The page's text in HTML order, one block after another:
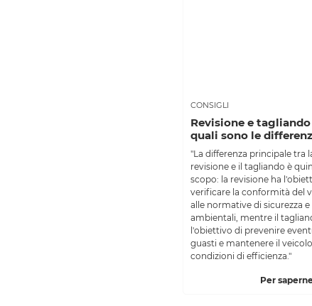
CONSIGLI
Revisione e
quali sono le
"La differenza principale tra
revisione e il tagliando è
scopo: la revisione ha
verificare la conformità del
alle normative di sicurezza e
ambientali, mentre il
l'obiettivo di prevenire
guasti e mantenere il
condizioni di efficienza."
Per